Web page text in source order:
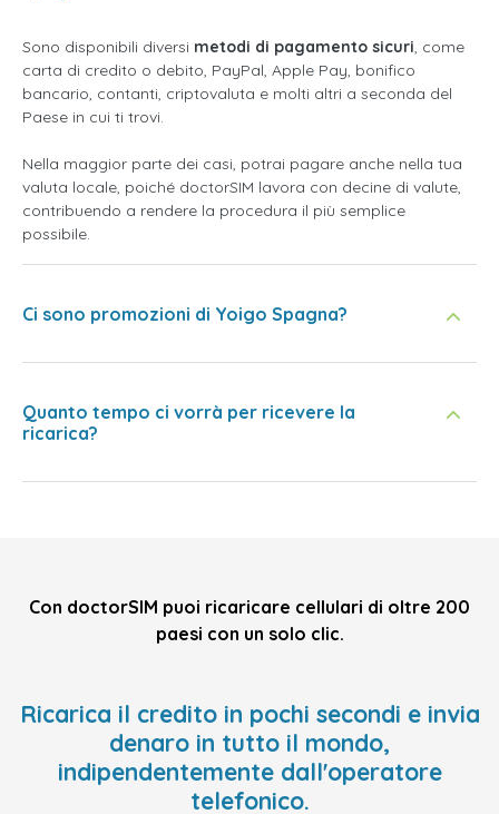
Sono disponibili diversi metodi di pagamento sicuri, come
carta di credito o debito, PayPal, Apple Pay, bonifico
bancario, contanti, criptovaluta e molti altri a seconda del
Paese in cui ti trovi.
Nella maggior parte dei casi, potrai pagare anche nella tua
valuta locale, poiché doctorSIM lavora con decine di valute,
contribuendo a rendere la procedura il più semplice
possibile.
Ci sono promozioni di Yoigo Spagna?
Quanto tempo ci vorrà per ricevere la
ricarica?
Con doctorSIM puoi ricaricare cellulari di oltre 200
paesi con un solo clic.
Ricarica il credito in pochi secondi e invia
denaro in tutto il mondo,
indipendentemente dall'operatore
telefonico.